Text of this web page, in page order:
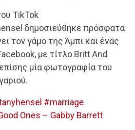
TikTok
δημοσιεύθηκε πρόσφατα
τον γάμο της Άμπι και ένας
με τίτλο Britt And
μία φωτογραφία του
#marriage
Ones – Gabby Barrett